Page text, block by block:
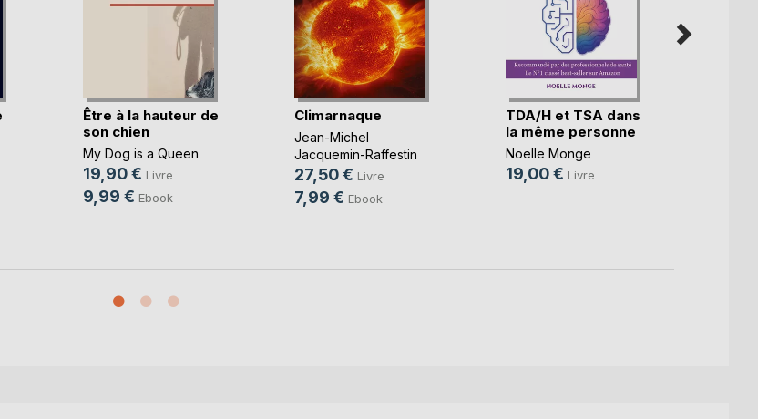
Être à la hauteur de
son chien
My Dog is a Queen
19,90 € Livre
9,99 € Ebook
Climarnaque
Jean-Michel
Jacquemin-Raffestin
27,50 € Livre
7,99 € Ebook
TDA/H et TSA dans
la même personne
Noelle Monge
19,00 € Livre